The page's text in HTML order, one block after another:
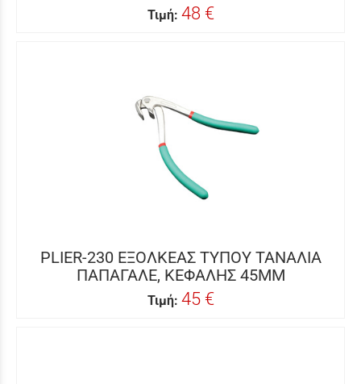
Τιμή: 48 €
PLIER-230 ΕΞΟΛΚΕΑΣ ΤΥΠΟΥ ΤΑΝΑΛΙΑ
ΠΑΠΑΓΑΛΕ, ΚΕΦΑΛΗΣ 45MM
Τιμή: 45 €